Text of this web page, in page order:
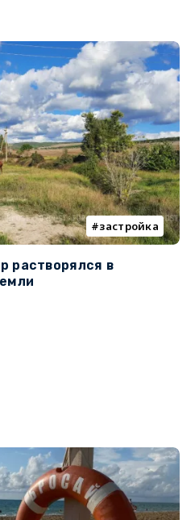
застройка
растворялся в